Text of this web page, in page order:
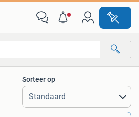
Alle afstanden…
Sorteer op